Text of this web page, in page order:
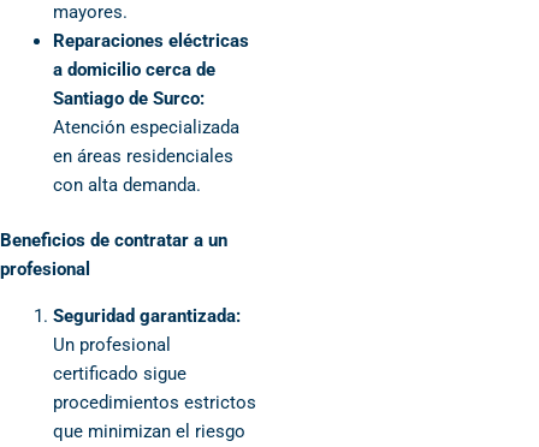
mayores.
Reparaciones eléctricas
a domicilio cerca de
Santiago de Surco:
Atención especializada
en áreas residenciales
con alta demanda.
Beneficios de contratar a un
profesional
Seguridad garantizada:
Un profesional
certificado sigue
procedimientos estrictos
que minimizan el riesgo